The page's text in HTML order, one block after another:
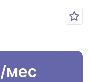
/мес